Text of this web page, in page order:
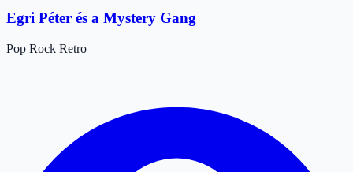
Egri Péter és a Mystery Gang
Pop Rock Retro